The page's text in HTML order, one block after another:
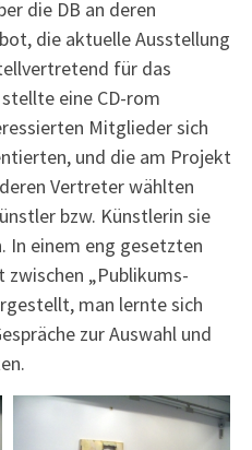
die DB an deren
die aktuelle Ausstellung
für das
eine CD-rom
Mitglieder sich
und die am Projekt
Vertreter wählten
bzw. Künstlerin sie
In einem eng gesetzten
„Publikums-
man lernte sich
zur Auswahl und